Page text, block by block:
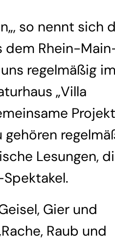
„, so nennt sich
dem Rhein-
regelmäßig
„Villa
gehören
Lesungen,
Gier und
Raub und